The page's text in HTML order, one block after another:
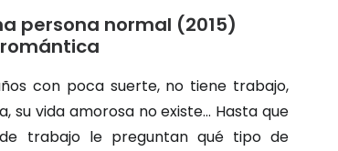
persona normal (2015)
con poca suerte, no tiene trabajo,
su vida amorosa no existe… Hasta que
trabajo le preguntan qué tipo de